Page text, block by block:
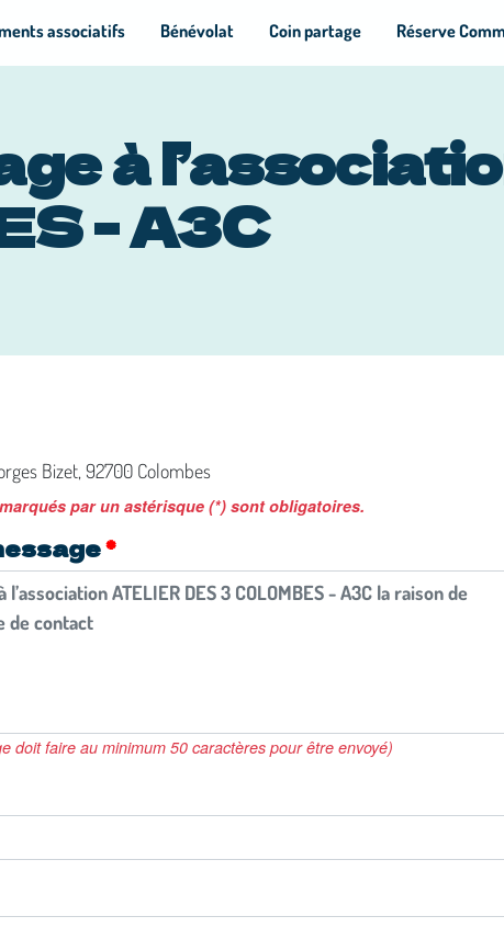
associatifs Bénévolat Coin partage Réserve
à
- A3C
Bizet, 92700 Colombes
par un astérisque (*) sont obligatoires.
doit faire au minimum 50 caractères pour être envoyé)